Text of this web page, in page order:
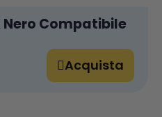
Nero Compatibile
Acquista